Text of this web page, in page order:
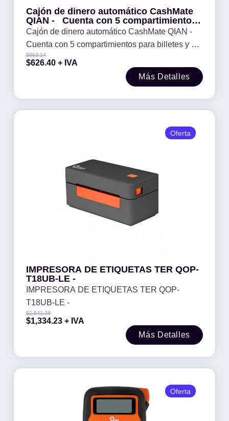
Cajón de dinero automático CashMate
QIAN - Cuenta con 5 compartimientos
para billetes y 8 para monedas
Cajón de dinero automático CashMate QIAN -
Cuenta con 5 compartimientos para billetes y 8
para monedas
$863.14
$626.40 + IVA
Más Detalles
IMPRESORA DE ETIQUETAS TER QOP-
T18UB-LE -
IMPRESORA DE ETIQUETAS TER QOP-
T18UB-LE -
$1,641.38
$1,334.23 + IVA
Más Detalles
Oferta
Oferta